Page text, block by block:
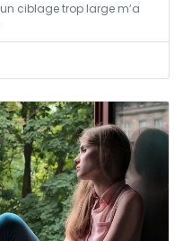
ciblage trop large m’a